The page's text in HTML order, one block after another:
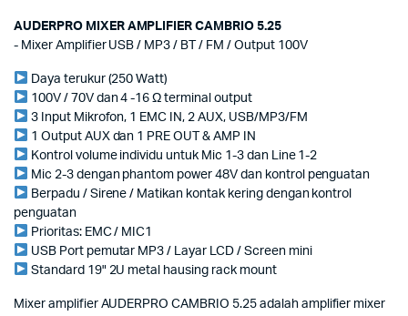
AUDERPRO MIXER AMPLIFIER CAMBRIO 5.25
- Mixer Amplifier USB / MP3 / BT / FM / Output 100V
Daya terukur (250 Watt)
100V / 70V dan 4 -16 Ω terminal output
3 Input Mikrofon, 1 EMC IN, 2 AUX, USB/MP3/FM
1 Output AUX dan 1 PRE OUT & AMP IN
Kontrol volume individu untuk Mic 1-3 dan Line 1-2
Mic 2-3 dengan phantom power 48V dan kontrol penguatan
Berpadu / Sirene / Matikan kontak kering dengan kontrol
penguatan
Prioritas: EMC / MIC1
USB Port pemutar MP3 / Layar LCD / Screen mini
Standard 19" 2U metal hausing rack mount
Mixer amplifier AUDERPRO CAMBRIO 5.25 adalah amplifier mixer